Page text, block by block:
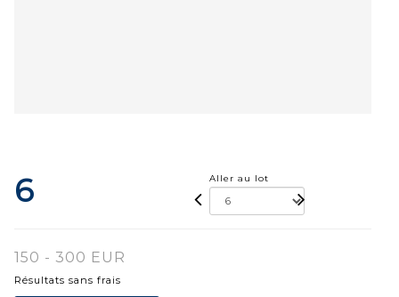
6 Aller au lot
150 - 300 EUR
Résultats sans frais